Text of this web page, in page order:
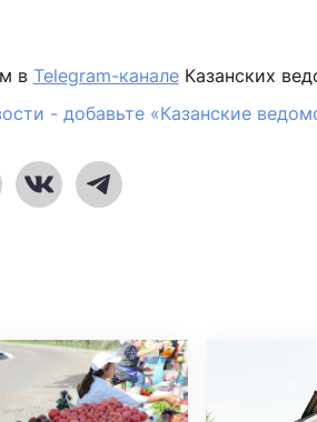
в Telegram-каналеКазанских
- добавьте «Казанские